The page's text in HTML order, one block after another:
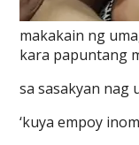
makakain ng
kara papuntang
sa sasakyan nag
‘kuya empoy